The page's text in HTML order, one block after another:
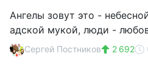
Ангелы зовут это -
адской мукой, люди -
Сергей Постников 2 692